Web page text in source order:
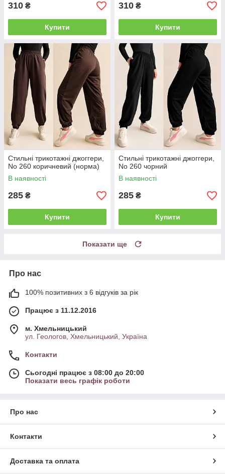
310 ₴
Купити
310 ₴
Купити
Стильні трикотажні джоггери,
No 260 коричневий (норма)
В наявності
285 ₴
Купити
Стильні трикотажні джоггери,
No 260 чорний
В наявності
285 ₴
Купити
Показати ще
Про нас
100% позитивних з 6 відгуків за рік
Працює з 11.12.2016
м. Хмельницький
ул. Геологов, Хмельницький, Україна
Контакти
Сьогодні працює з 08:00 до 20:00
Показати весь графік роботи
Про нас
Контакти
Доставка та оплата